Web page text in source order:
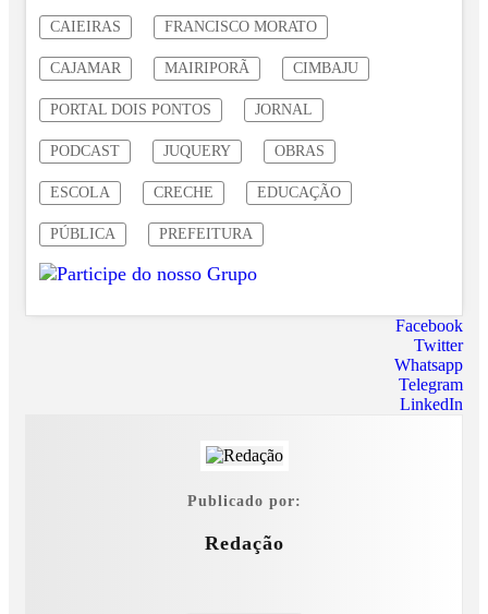
CAIEIRAS FRANCISCO MORATO
CAJAMAR MAIRIPORÃ CIMBAJU
PORTAL DOIS PONTOS JORNAL
PODCAST JUQUERY OBRAS
ESCOLA CRECHE EDUCAÇÃO
PÚBLICA PREFEITURA
Facebook
Twitter
Whatsapp
Telegram
LinkedIn
Publicado por:
Redação